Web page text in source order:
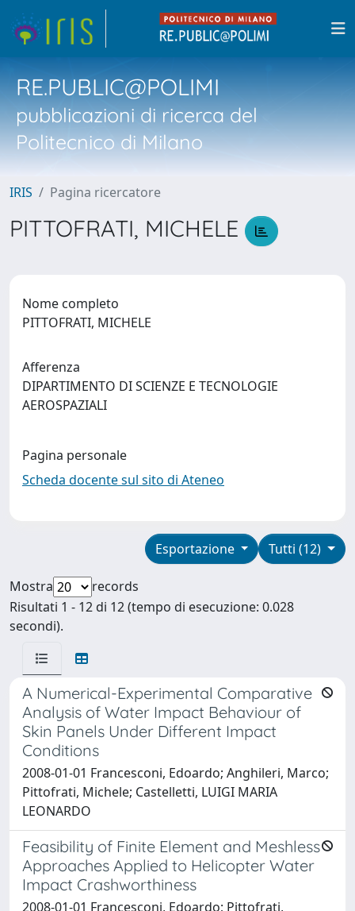
RE.PUBLIC@POLIMI
pubblicazioni di ricerca del
Politecnico di Milano
IRIS Pagina ricercatore
PITTOFRATI, MICHELE
Nome completo
PITTOFRATI, MICHELE
Afferenza
DIPARTIMENTO DI SCIENZE E TECNOLOGIE
AEROSPAZIALI
Pagina personale
Scheda docente sul sito di Ateneo
Tutti (12)
Esportazione
Mostra
records
Risultati 1 - 12 di 12 (tempo di esecuzione: 0.028
secondi).
A Numerical-Experimental Comparative
Analysis of Water Impact Behaviour of
Skin Panels Under Different Impact
Conditions
2008-01-01 Francesconi, Edoardo; Anghileri, Marco;
Pittofrati, Michele; Castelletti, LUIGI MARIA
LEONARDO
Feasibility of Finite Element and Meshless
Approaches Applied to Helicopter Water
Impact Crashworthiness
2008-01-01 Francesconi, Edoardo; Pittofrati,